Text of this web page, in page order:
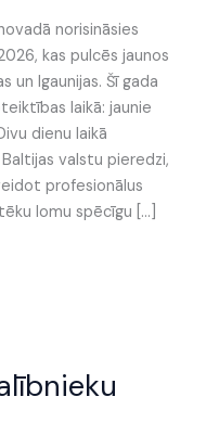
norisināsies
kas pulcēs jaunos
un Igaunijas. Šī gada
laikā: jaunie
dienu laikā
valstu pieredzi,
profesionālus
lomu spēcīgu […]